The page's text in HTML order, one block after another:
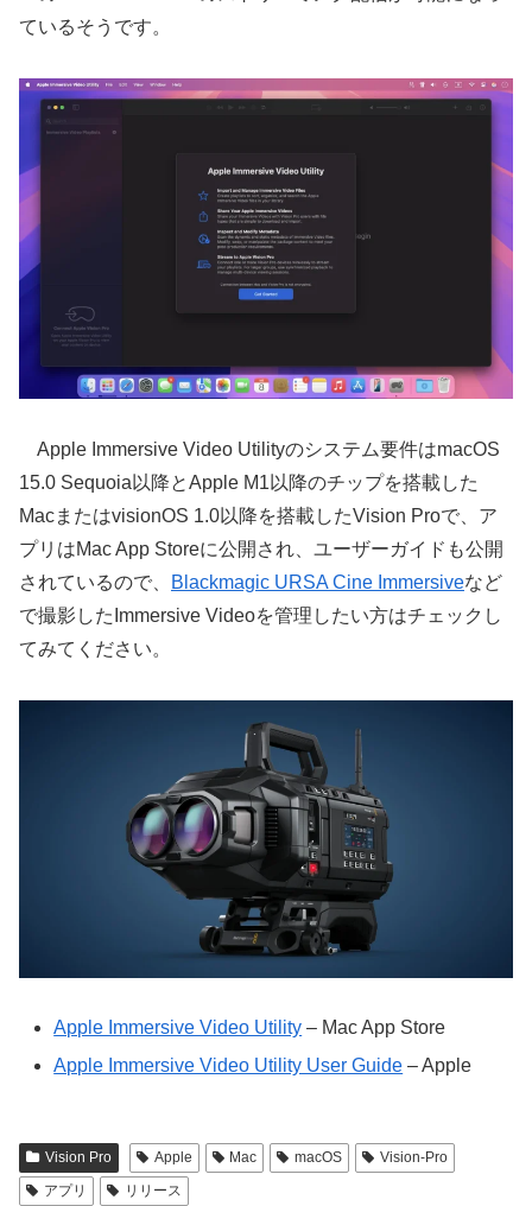
ているそうです。
Apple Immersive Video Utilityのシステム要件はmacOS
15.0 Sequoia以降とApple M1以降のチップを搭載した
MacまたはvisionOS 1.0以降を搭載したVision Proで、ア
プリはMac App Storeに公開され、ユーザーガイドも公開
されているので、
Blackmagic URSA Cine Immersiveなど
で撮影したImmersive Videoを管理したい方はチェックし
てみてください。
Apple Immersive Video Utility – Mac App Store
Apple Immersive Video Utility User Guide – Apple
Vision Pro Apple Mac macOS
Vision-Pro
アプリ
リリース